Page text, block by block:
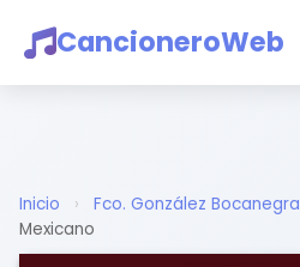
CancioneroWeb
Inicio › Fco. González Bocanegra
Mexicano